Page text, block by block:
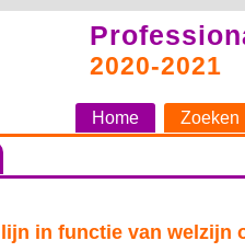
2020-2021
Home Zoeken
in functie van